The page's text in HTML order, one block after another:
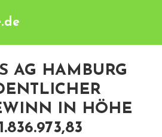
AG HAMBURG
IN HÖHE